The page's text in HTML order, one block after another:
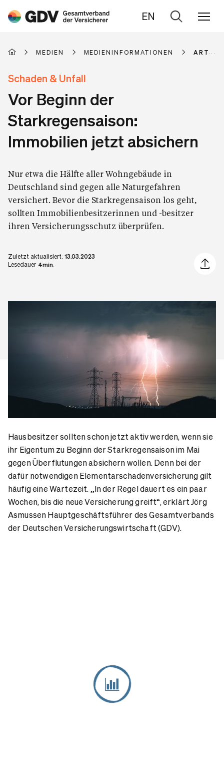
EN
Zur
MEDIEN MEDIENINFORMATIONEN
Schaden & Unfall
Vor Beginn der
Starkregensaison:
Immobilien jetzt absichern
Nur etwa die Hälfte aller Wohngebäude in
Deutschland sind gegen alle Naturgefahren
versichert. Bevor die Starkregensaison los geht,
sollten Immobilienbesitzerinnen und -besitzer
ihren Versicherungsschutz überprüfen.
Zuletzt aktualisiert: 13.03.2023
Lesedauer 4min.
Artikel
Hausbesitzer sollten schon jetzt aktiv werden, wenn sie
ihr Eigentum zu Beginn der Starkregensaison im Mai
gegen Überflutungen absichern wollen. Denn bei der
dafür notwendigen Elementarschadenversicherung gilt
häufig eine Wartezeit. „In der Regel dauert es ein paar
Wochen, bis die neue Versicherung greift“, erklärt Jörg
Asmussen Hauptgeschäftsführer des Gesamtverbands
der Deutschen Versicherungswirtschaft (GDV).